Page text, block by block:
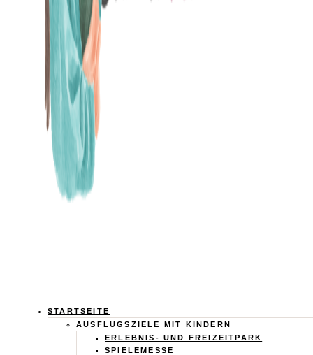
Calistas
Traum
STARTSEITE
AUSFLUGSZIELE MIT KINDERN
ERLEBNIS- UND FREIZEITPARK
SPIELEMESSE